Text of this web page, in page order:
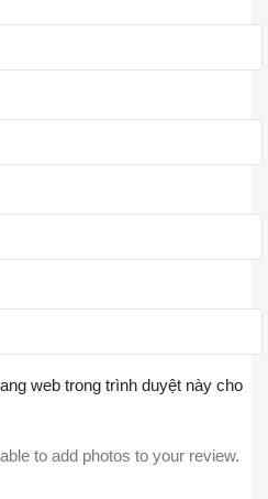
web trong trình duyệt này cho
to add photos to your review.